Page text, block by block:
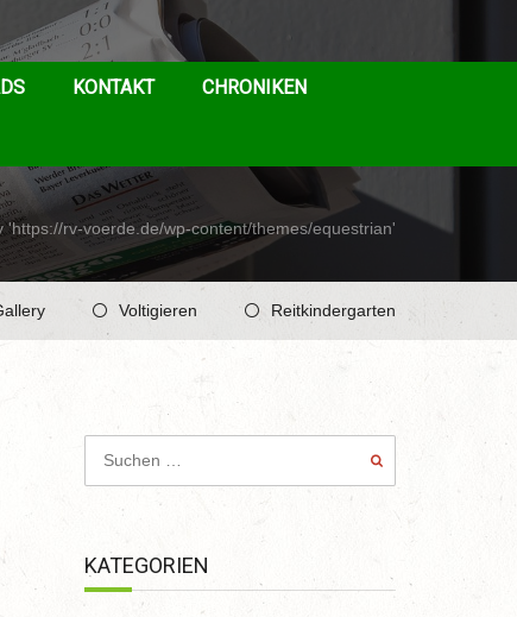
KONTAKT CHRONIKEN
'https://rv-voerde.de/wp-content/themes/equestrian'
Voltigieren Reitkindergarten
KATEGORIEN